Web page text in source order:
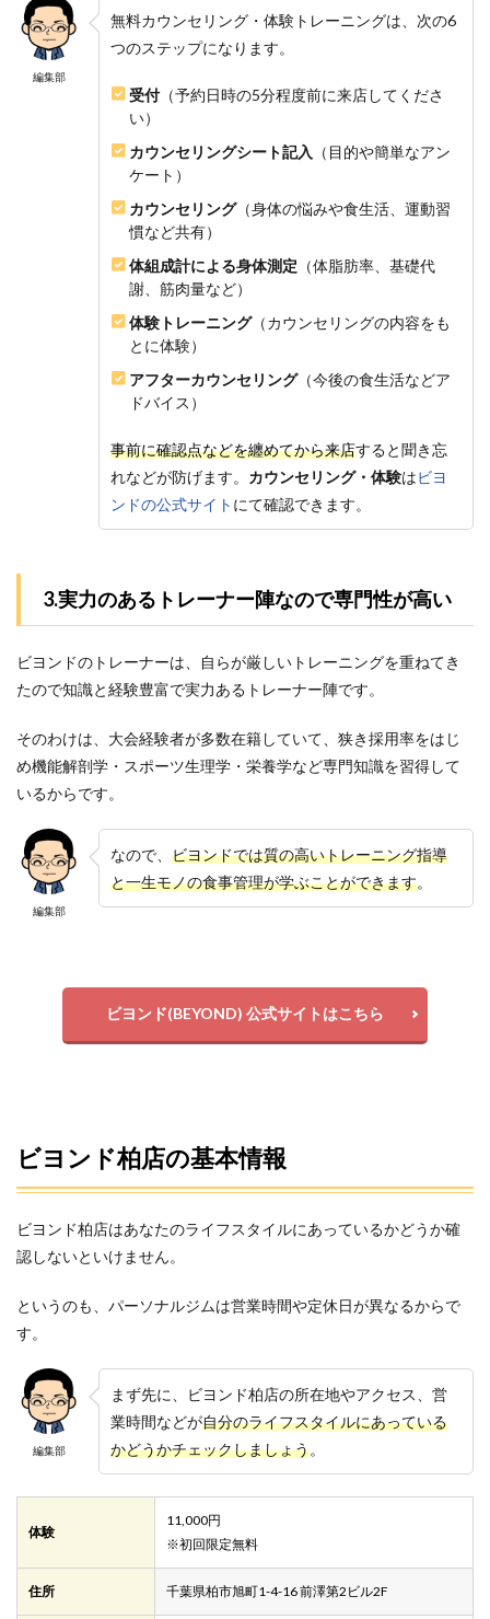
編集部
無料カウンセリング・体験トレーニングは、次の6
つのステップになります。
受付（予約日時の5分程度前に来店してくださ
い）
カウンセリングシート記入
（目的や簡単なアン
ケート）
カウンセリング（身体の悩みや食生活、運動習
慣など共有）
体組成計による身体測定 （体脂肪率、基礎代
謝、筋肉量など）
体験トレーニング（カウンセリングの内容をも
とに体験）
アフターカウンセリング（今後の食生活などア
ドバイス）
事前に確認点などを纏めてから来店すると聞き忘
れなどが防げます。 カウンセリング・体験はビヨ
ンドの公式サイト にて確認できます。
3.実力のあるトレーナー陣なので専門性が高い
ビヨンドのトレーナーは、自らが厳しいトレーニングを重ねてき
たので知識と経験豊富で実力あるトレーナー陣です。
そのわけは、大会経験者が多数在籍していて、狭き採用率をはじ
め機能解剖学・スポーツ生理学・栄養学など専門知識を習得して
いるからです。
編集部
なので、 ビヨンドでは質の高いトレーニング指導
と一生モノの食事管理が学ぶことができます。
ビヨンド(BEYOND) 公式サイトはこちら
ビヨンド柏店の基本情報
ビヨンド柏店はあなたのライフスタイルにあっているかどうか確
認しないといけません。
というのも、パーソナルジムは営業時間や定休日が異なるからで
す。
編集部
まず先に、ビヨンド柏店の所在地やアクセス、営
業時間などが自分のライフスタイルにあっている
かどうかチェックしましょう。
体験
11,000円
※初回限定無料
住所 千葉県柏市旭町1-4-16 前澤第2ビル2F